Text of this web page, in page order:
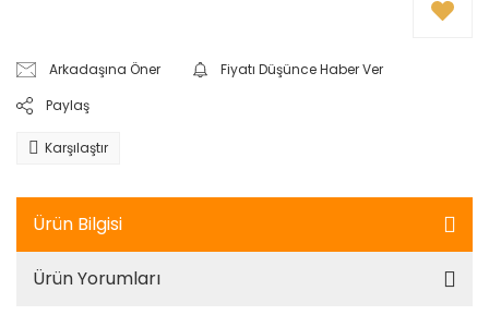
Arkadaşına Öner
Fiyatı Düşünce Haber Ver
Paylaş
Karşılaştır
Ürün Bilgisi
Ürün Yorumları